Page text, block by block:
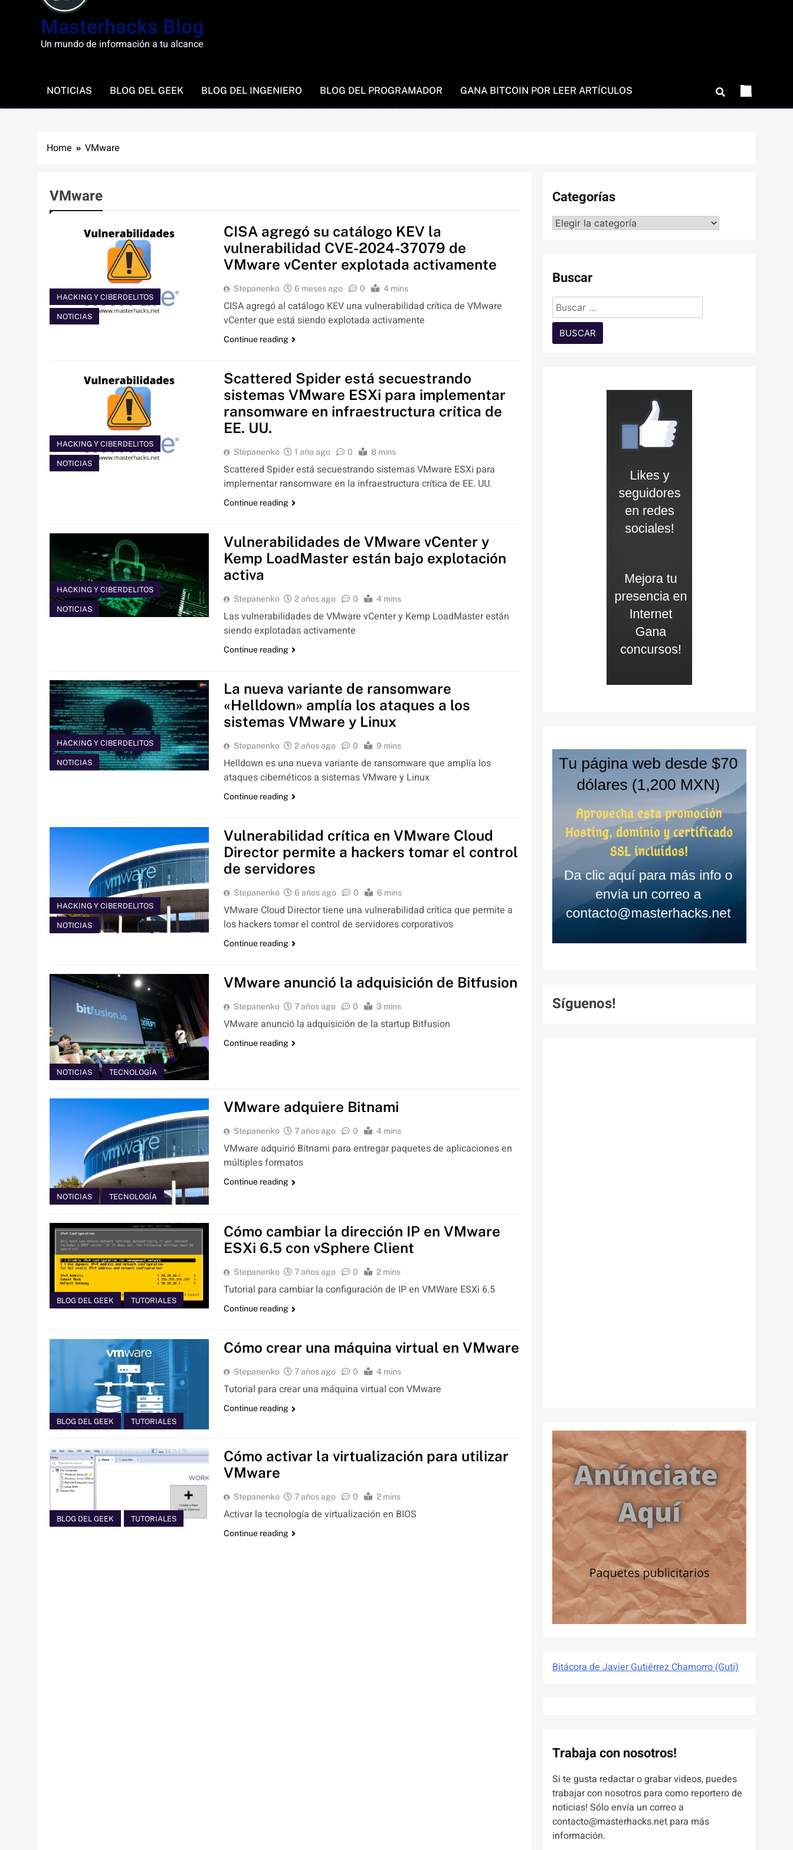
Masterhacks Blog
Un mundo de información a tu alcance
NOTICIAS BLOG DEL GEEK BLOG DEL INGENIERO BLOG DEL PROGRAMADOR GANA BITCOIN POR LEER ARTÍCULOS
Home VMware
VMware
HACKING Y CIBERDELITOS
NOTICIAS
CISA agregó su catálogo KEV la
vulnerabilidad CVE-2024-37079 de
VMware vCenter explotada activamente
Stepanenko 6 meses ago 0 4 mins
CISA agregó al catálogo KEV una vulnerabilidad crítica de VMware
vCenter que está siendo explotada activamente
Continue reading
HACKING Y CIBERDELITOS
NOTICIAS
Scattered Spider está secuestrando
sistemas VMware ESXi para implementar
ransomware en infraestructura crítica de
EE. UU.
Stepanenko 1 año ago 0 8 mins
Scattered Spider está secuestrando sistemas VMware ESXi para
implementar ransomware en la infraestructura crítica de EE. UU.
Continue reading
HACKING Y CIBERDELITOS
NOTICIAS
Vulnerabilidades de VMware vCenter y
Kemp LoadMaster están bajo explotación
activa
Stepanenko 2 años ago 0 4 mins
Las vulnerabilidades de VMware vCenter y Kemp LoadMaster están
siendo explotadas activamente
Continue reading
HACKING Y CIBERDELITOS
NOTICIAS
La nueva variante de ransomware
«Helldown» amplía los ataques a los
sistemas VMware y Linux
Stepanenko 2 años ago 0 9 mins
Helldown es una nueva variante de ransomware que amplía los
ataques cibernéticos a sistemas VMware y Linux
Continue reading
HACKING Y CIBERDELITOS
NOTICIAS
Vulnerabilidad crítica en VMware Cloud
Director permite a hackers tomar el control
de servidores
Stepanenko 6 años ago 0 6 mins
VMware Cloud Director tiene una vulnerabilidad crítica que permite a
los hackers tomar el control de servidores corporativos
Continue reading
NOTICIAS TECNOLOGÍA
VMware anunció la adquisición de Bitfusion
Stepanenko 7 años ago 0 3 mins
VMware anunció la adquisición de la startup Bitfusion
Continue reading
NOTICIAS TECNOLOGÍA
VMware adquiere Bitnami
Stepanenko 7 años ago 0 4 mins
VMware adquirió Bitnami para entregar paquetes de aplicaciones en
múltiples formatos
Continue reading
BLOG DEL GEEK TUTORIALES
Cómo cambiar la dirección IP en VMware
ESXi 6.5 con vSphere Client
Stepanenko 7 años ago 0 2 mins
Tutorial para cambiar la configuración de IP en VMWare ESXi 6.5
Continue reading
BLOG DEL GEEK TUTORIALES
Cómo crear una máquina virtual en VMware
Stepanenko 7 años ago 0 4 mins
Tutorial para crear una máquina virtual con VMware
Continue reading
BLOG DEL GEEK TUTORIALES
Cómo activar la virtualización para utilizar
VMware
Stepanenko 7 años ago 0 2 mins
Activar la tecnología de virtualización en BIOS
Continue reading
Categorías
Categorías
Buscar
Buscar:
Síguenos!
Bitácora de Javier Gutiérrez Chamorro (Guti)
Trabaja con nosotros!
Si te gusta redactar o grabar videos, puedes
trabajar con nosotros para como reportero de
noticias! Sólo envía un correo a
contacto@masterhacks.net para más
información.